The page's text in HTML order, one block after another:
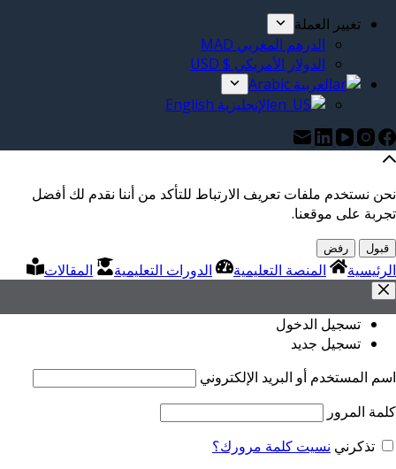
تغيير العملة
الدرهم المغربي MAD
الدولار الأمريكي $ USD
العربية Arabic
الإنجليزية English
نحن نستخدم ملفات تعريف الارتباط للتأكد من أننا نقدم لك أفضل
تجربة على موقعنا.
قبول رفض
الرئيسية المنصة التعليمية الدورات التعليمية المقالات
تسجيل الدخول
تسجيل جديد
اسم المستخدم أو البريد الإلكتروني
كلمة المرور
تذكرني نسيت كلمة مرورك؟